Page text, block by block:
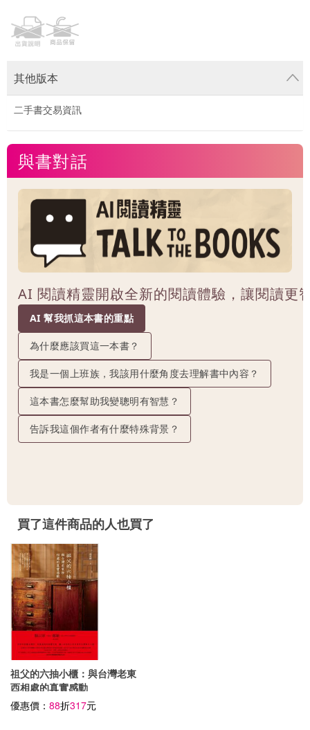
其他版本
二手書交易資訊
與書對話
AI 閱讀精靈開啟全新的閱讀體驗，讓閱讀更
AI 幫我抓這本書的重點
為什麼應該買這一本書？
我是一個上班族，我該用什麼角度去理解書中內容？
這本書怎麼幫助我變聰明有智慧？
告訴我這個作者有什麼特殊背景？
買了這件商品的人也買了
祖父的六抽小櫃：與台灣老東
西相處的真實感動
優惠價： 88折317元